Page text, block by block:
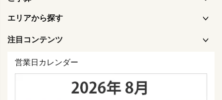
エリアから探す
注目コンテンツ
営業日カレンダー